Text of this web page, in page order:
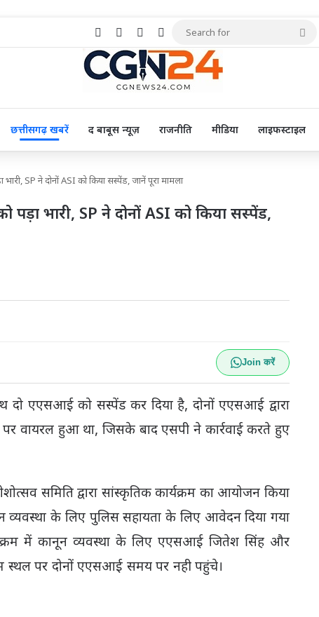
Facebook PinterestYouTube
छत्तीसगढ़ खबरें द बाबूस न्यूज़ राजनीति मीडिया लाइफस्टाइल
SP ने दोनों ASI को किया सस्पेंड, जानें पूरा मामला
भारी, SP ने दोनों ASI को किया सस्पेंड,
Join करें
दो एएसआई को सस्पेंड कर दिया है, दोनों एएसआई द्वारा
वायरल हुआ था, जिसके बाद एसपी ने कार्रवाई करते हुए
समिति द्वारा सांस्कृतिक कार्यक्रम का आयोजन किया
व्यवस्था के लिए पुलिस सहायता के लिए आवेदन दिया गया
में कानून व्यवस्था के लिए एएसआई जितेश सिंह और
स्थल पर दोनों एएसआई समय पर नही पहुंचे।